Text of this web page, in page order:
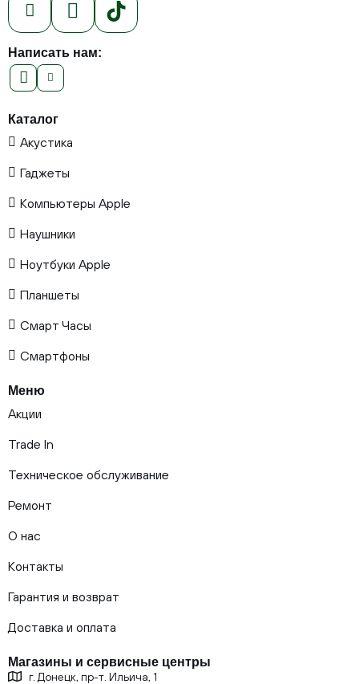
Написать нам:
Каталог
Акустика
Гаджеты
Компьютеры Apple
Наушники
Ноутбуки Apple
Планшеты
Смарт Часы
Смартфоны
Меню
Акции
Trade In
Техническое обслуживание
Ремонт
О нас
Контакты
Гарантия и возврат
Доставка и оплата
Магазины и сервисные центры
г. Донецк, пр-т. Ильича, 1